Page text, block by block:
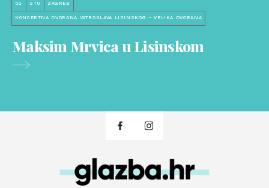
02 STU ZAGREB
KONCERTNA DVORANA VATROSLAVA LISINSKOG – VELIKA DVORANA
Maksim Mrvica u Lisinskom